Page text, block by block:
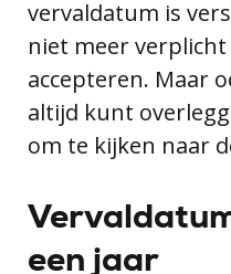
vervaldatum is
niet meer
accepteren. Maar
altijd kunt
om te kijken naar
een jaar